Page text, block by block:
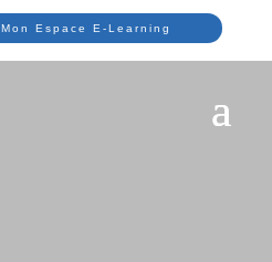
Mon Espace E-Learning